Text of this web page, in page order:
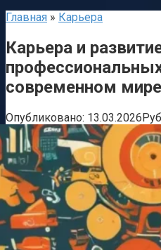
Главная » Карьера
Карьера и
современном мире
Опубликовано: 13.03.2026